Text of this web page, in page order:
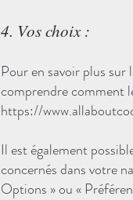
4. Vos choix :
Pour en savoir plus
comprendre comment
https://
Il est également
concernés dans votre
Options » ou «